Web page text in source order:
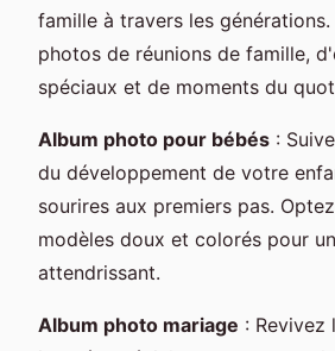
famille à travers les
photos de réunions de famille,
spéciaux et de moments du
Album photo pour bébés :
du développement de votre
sourires aux premiers pas.
modèles doux et colorés pour
attendrissant.
Album photo mariage : Revivez